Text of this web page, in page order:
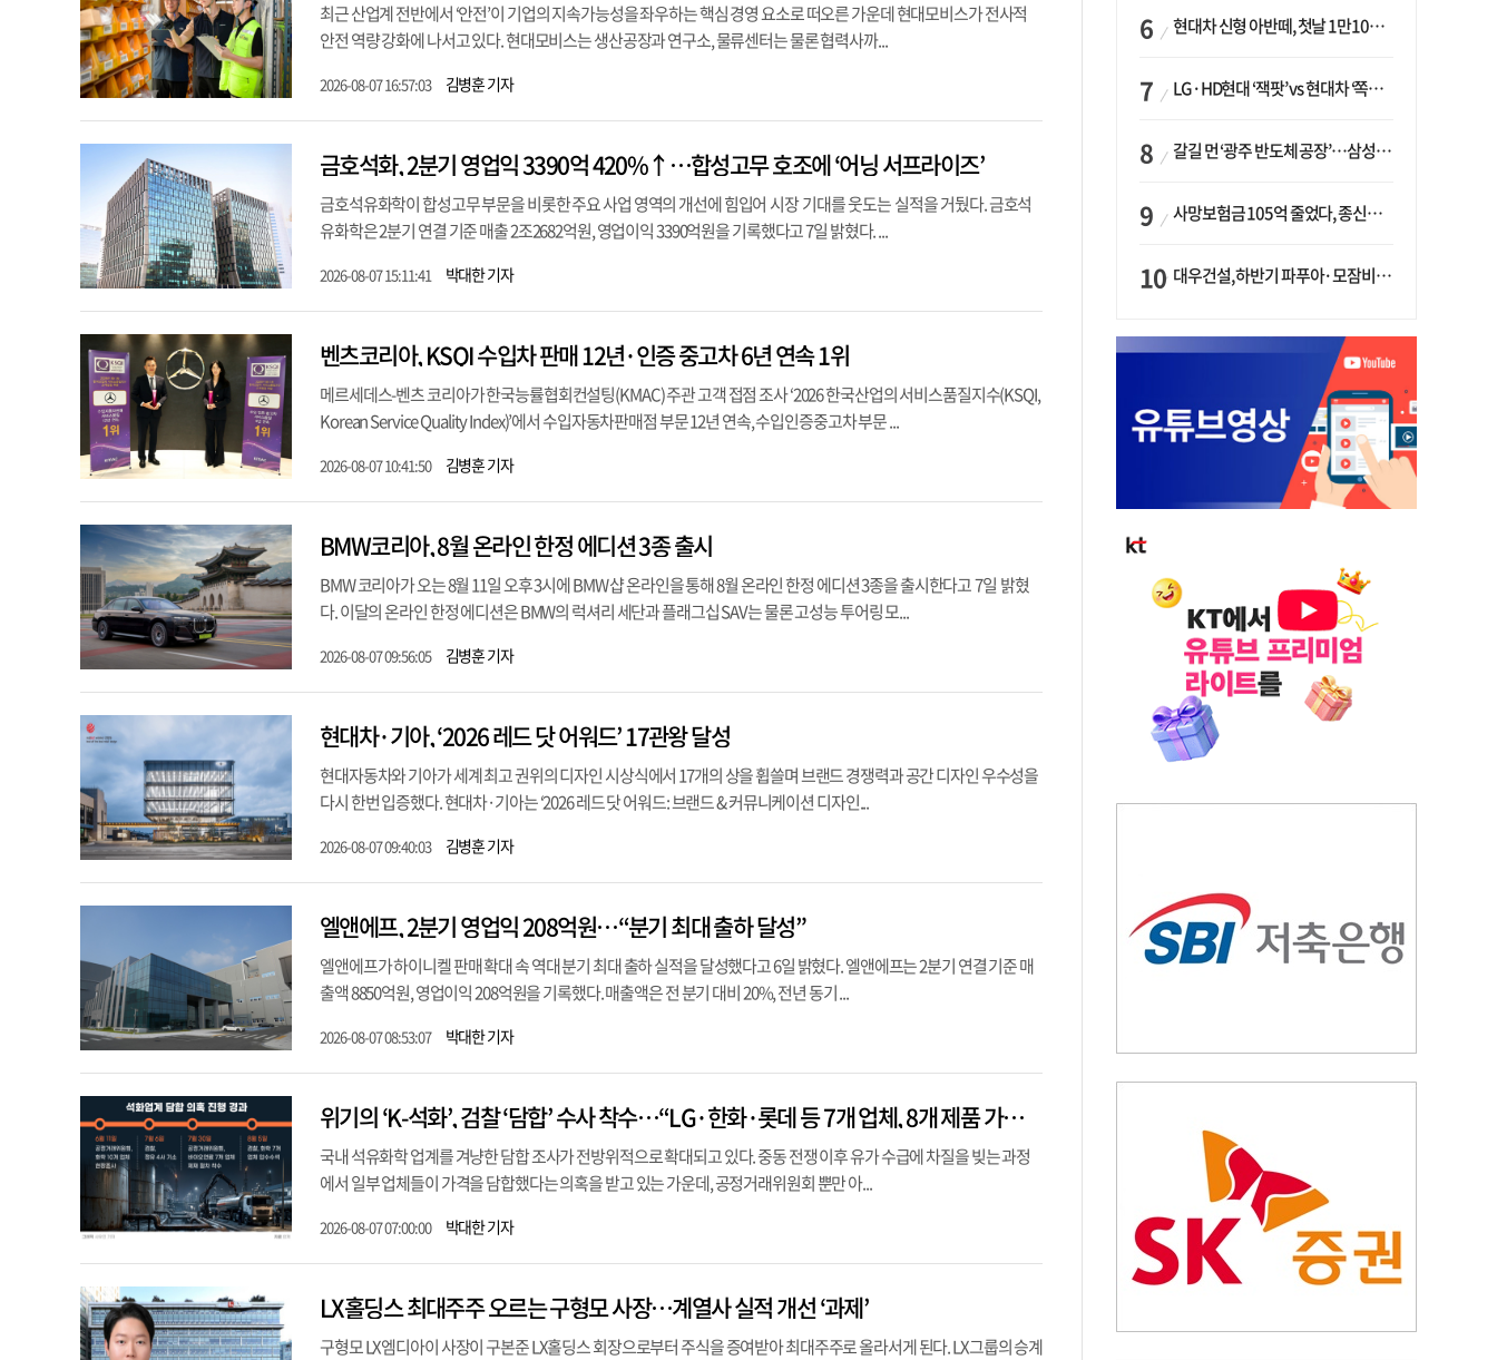
최근 산업계 전반에서 ‘안전’이 기업의 지속가능성을 좌우하는 핵심 경영 요소로 떠오른 가운데 현대모비스가 전사적
안전 역량 강화에 나서고 있다. 현대모비스는 생산공장과 연구소, 물류센터는 물론 협력사까...
2026-08-07 16:57:03 김병훈 기자
금호석화, 2분기 영업익 3390억 420%↑…합성고무 호조에 ‘어닝 서프라이즈’
금호석유화학이 합성고무 부문을 비롯한 주요 사업 영역의 개선에 힘입어 시장 기대를 웃도는 실적을 거뒀다. 금호석
유화학은 2분기 연결 기준 매출 2조2682억원, 영업이익 3390억원을 기록했다고 7일 밝혔다. ...
2026-08-07 15:11:41 박대한 기자
벤츠코리아, KSQI 수입차 판매 12년·인증 중고차 6년 연속 1위
메르세데스-벤츠 코리아가 한국능률협회컨설팅(KMAC) 주관 고객 접점 조사 ‘2026 한국산업의 서비스품질지수(KSQI,
Korean Service Quality Index)’에서 수입자동차판매점 부문 12년 연속, 수입인증중고차 부문 ...
2026-08-07 10:41:50 김병훈 기자
BMW코리아, 8월 온라인 한정 에디션 3종 출시
BMW 코리아가 오는 8월 11일 오후 3시에 BMW 샵 온라인을 통해 8월 온라인 한정 에디션 3종을 출시한다고 7일 밝혔
다. 이달의 온라인 한정 에디션은 BMW의 럭셔리 세단과 플래그십 SAV는 물론 고성능 투어링 모...
2026-08-07 09:56:05 김병훈 기자
현대차·기아, ‘2026 레드 닷 어워드’ 17관왕 달성
현대자동차와 기아가 세계 최고 권위의 디자인 시상식에서 17개의 상을 휩쓸며 브랜드 경쟁력과 공간 디자인 우수성을
다시 한번 입증했다. 현대차·기아는 ‘2026 레드 닷 어워드: 브랜드 & 커뮤니케이션 디자인...
2026-08-07 09:40:03 김병훈 기자
엘앤에프, 2분기 영업익 208억원…“분기 최대 출하 달성”
엘앤에프가 하이니켈 판매 확대 속 역대 분기 최대 출하 실적을 달성했다고 6일 밝혔다. 엘앤에프는 2분기 연결 기준 매
출액 8850억원, 영업이익 208억원을 기록했다. 매출액은 전 분기 대비 20%, 전년 동기 ...
2026-08-07 08:53:07 박대한 기자
위기의 ‘K-석화’, 검찰 ‘담합’ 수사 착수…“LG·한화·롯데 등 7개 업체, 8개 제품 가격 담합”
국내 석유화학 업계를 겨냥한 담합 조사가 전방위적으로 확대되고 있다. 중동 전쟁 이후 유가 수급에 차질을 빚는 과정
에서 일부 업체들이 가격을 담합했다는 의혹을 받고 있는 가운데, 공정거래위원회 뿐만 아...
2026-08-07 07:00:00 박대한 기자
LX홀딩스 최대주주 오르는 구형모 사장…계열사 실적 개선 ‘과제’
구형모 LX엠디아이 사장이 구본준 LX홀딩스 회장으로부터 주식을 증여받아 최대주주로 올라서게 된다. LX그룹의 승계
현대차 신형 아반떼, 첫날 1만1094대 계약…역대 최고치 경신
LG·HD현대 ‘잭팟’ vs 현대차 ‘쪽박’…글로벌 사모펀드, 韓 대기업 투자 ‘희비’
갈길 먼 ‘광주 반도체 공장’…삼성·SK, ‘주 52시간제’ 규제 해소 ‘공방’
사망보험금 105억 줄었다, 종신보험·유동화 동시에 ‘주춤’…신한라이프는 401억 급증
대우건설, 하반기 파푸아·모잠비크 LNG 플랜트 수주 가시권…수주목표 27조로 샹향